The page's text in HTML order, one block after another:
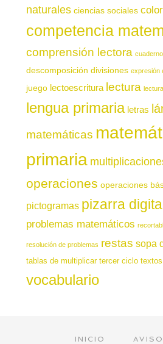
naturales ciencias sociales
competencia
comprensión lectora
descomposición divisiones expresión
juego lectoescritura lectura
lengua primaria letras
matemáticas
primaria
operaciones operaciones
pictogramas pizarra
problemas matemáticos
resolución de problemas restas sopa
tablas de multiplicar tercer ciclo textos
vocabulario
INICIO